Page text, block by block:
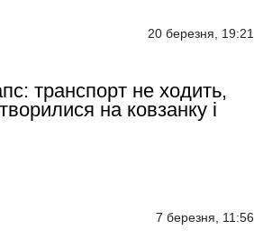
20 березня, 19:21
транспорт не ходить,
на ковзанку і
7 березня, 11:56